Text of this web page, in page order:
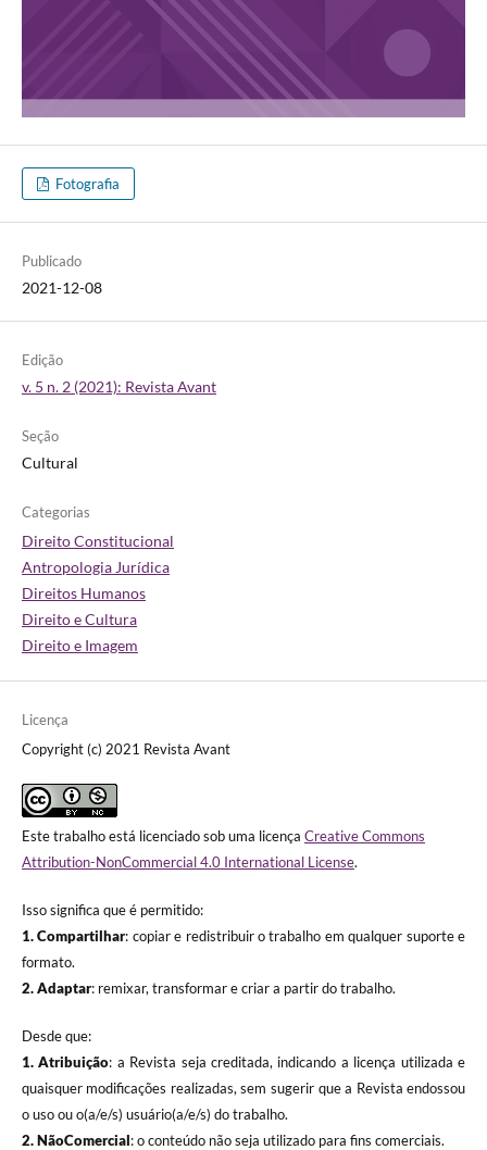
Fotografia
Publicado
2021-12-08
Edição
v. 5 n. 2 (2021): Revista Avant
Seção
Cultural
Categorias
Direito Constitucional
Antropologia Jurídica
Direitos Humanos
Direito e Cultura
Direito e Imagem
Licença
Copyright (c) 2021 Revista Avant
Este trabalho está licenciado sob uma licença Creative Commons
Attribution-NonCommercial 4.0 International License.
Isso significa que é permitido:
1. Compartilhar: copiar e redistribuir o trabalho em qualquer suporte e
formato.
2. Adaptar: remixar, transformar e criar a partir do trabalho.
Desde que:
1. Atribuição: a Revista seja creditada, indicando a licença utilizada e
quaisquer modificações realizadas, sem sugerir que a Revista endossou
o uso ou o(a/e/s) usuário(a/e/s) do trabalho.
2. NãoComercial: o conteúdo não seja utilizado para fins comerciais.